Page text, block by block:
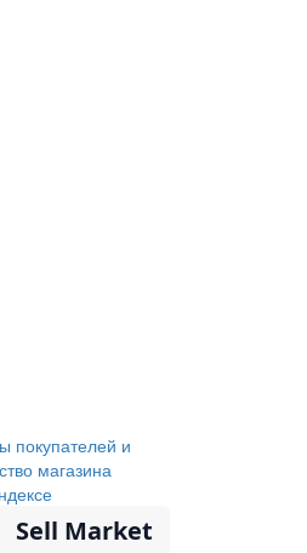
Sell Market